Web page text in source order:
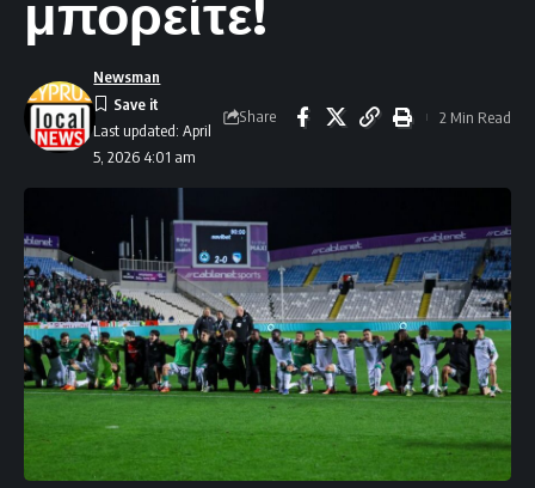
Last updated: April
5, 2026 4:01 am
Newsman
Share 2 Min Read